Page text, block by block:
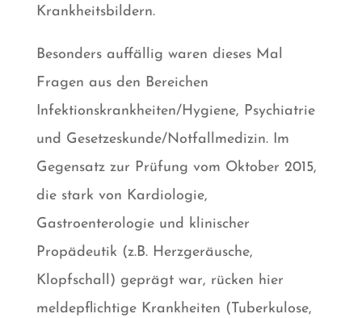
Krankheitsbildern.
Besonders auffällig waren dieses Mal
Fragen aus den Bereichen
Infektionskrankheiten/Hygiene, Psychiatrie
und Gesetzeskunde/Notfallmedizin. Im
Gegensatz zur Prüfung vom Oktober 2015,
die stark von Kardiologie,
Gastroenterologie und klinischer
Propädeutik (z.B. Herzgeräusche,
Klopfschall) geprägt war, rücken hier
meldepflichtige Krankheiten (Tuberkulose,